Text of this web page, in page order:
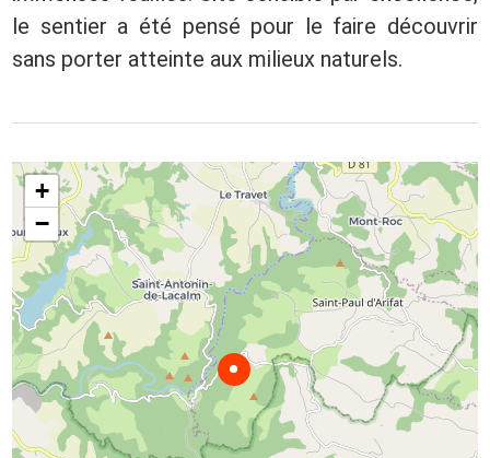
le sentier a été pensé pour le faire découvrir
sans porter atteinte aux milieux naturels.
+
−